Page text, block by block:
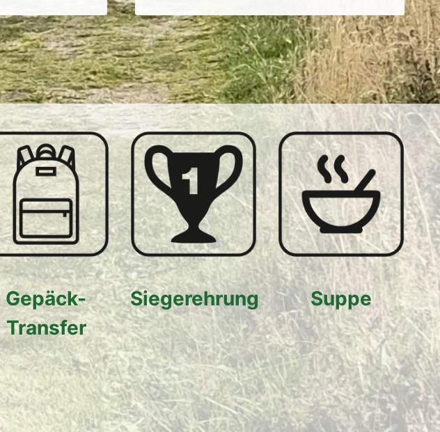
VORANMELDUNGEN
Gepäck-
Transfer
Siegerehrung Suppe